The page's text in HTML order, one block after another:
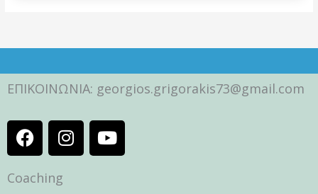
ΕΠΙΚΟΙΝΩΝΙΑ: georgios.grigorakis73@gmail.com
F
a
c
e
I
n
s
Y
o
u
Coaching